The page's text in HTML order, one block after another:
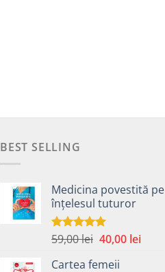
BEST SELLING
Medicina povestită pe
înțelesul tuturor
Evaluat la
59,00lei Prețul
a
40,00 leiPrețul
Cartea femeii